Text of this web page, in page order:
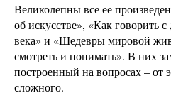
Великолепны все ее
об искусстве», «Как говорить
века» и «Шедевры мировой
смотреть и понимать». В них
построенный на вопросах – от
сложного.